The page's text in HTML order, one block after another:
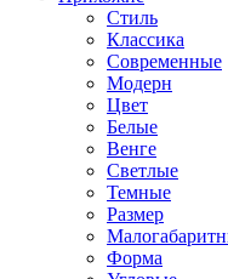
Стиль
Классика
Современные
Модерн
Цвет
Белые
Венге
Светлые
Темные
Размер
Форма